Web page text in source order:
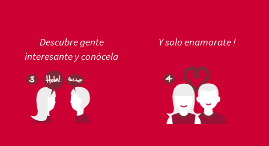
Descubre gente
interesante y conócela
Y solo enamorate !